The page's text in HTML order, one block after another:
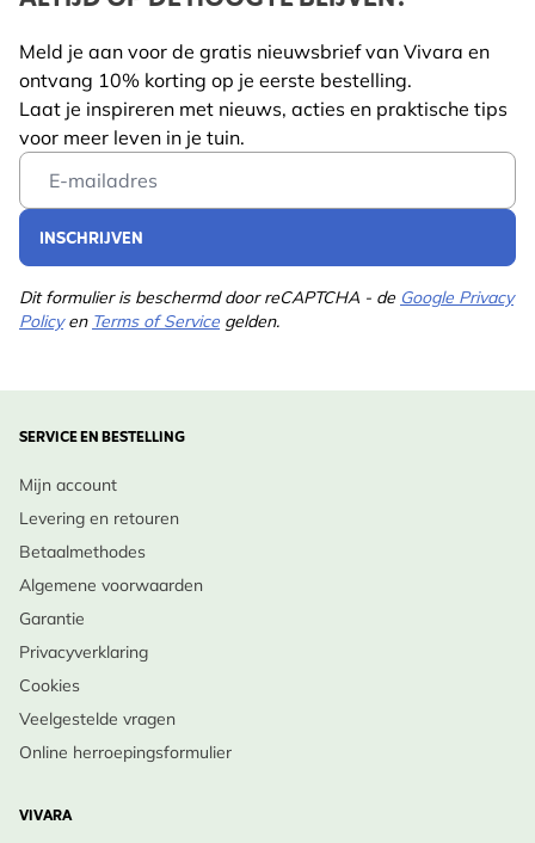
Ontwerp Inspiratie:
Plaats Echte koekoeksbloem in een landelijke oever-
of moeraskant, of in een vochtige weideborder naast
soorten als Zegge, Moerasspirea en
Dagkoekoeksbloem.
Inheemse Status:
Inheems in Nederland en België, vooral in vochtige
Verzorging:
omstandigheden.
•Bodem & Licht
maar doorlatende grond.
•Onderhoud: Na de bloei terugknippen voor
mogelijke herbloei; let op slakken in vochtige
omstandigheden.
•Winteroverleving
bovengronds af in de winter.
•Levensduur: Vaste plant, houdt zich via
Lengte 115 mm
Gewicht 0.75 kg
Diersoort Bij, Vlinder
Kleur Verschillende/multi
Meerjarig Ja
Standplaats Zonlicht, Half schaduw
Plukmaanden
Plantmaanden
Lees meer
Meld je aan voor de gratis nieuwsbrief van Vivara en
ontvang 10% korting op je eerste bestelling.
Laat je inspireren met nieuws, acties en praktische tips
voor meer leven in je tuin.
Email Address
INSCHRIJVEN
Dit formulier is beschermd door reCAPTCHA - de Google Privacy
Policyen Terms of Service gelden.
SERVICE EN BESTELLING
Mijn account
Levering en retouren
Betaalmethodes
Algemene voorwaarden
Garantie
Privacyverklaring
Cookies
Veelgestelde vragen
Online herroepingsformulier
VIVARA